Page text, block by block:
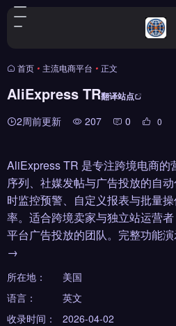
首页 • 主流电商平台 • 正文
AliExpress TR翻译站点
2周前更新 207 0 0
AliExpress TR 是专注跨境电商的
序列、社媒发帖与广告投放的自
时监控预警、自定义报表与批量
率。适合跨境卖家与独立站运营
平台广告投放的团队。完整功能
→
所在地：
美国
语言：
英文
收录时间：
2026-04-02